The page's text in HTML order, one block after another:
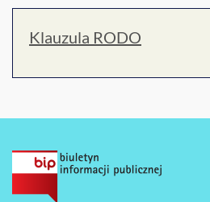
Klauzula RODO